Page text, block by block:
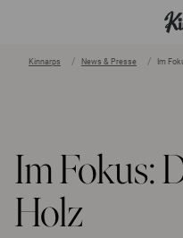
Kinnarps News & Presse Im
Im Fokus:
Holz